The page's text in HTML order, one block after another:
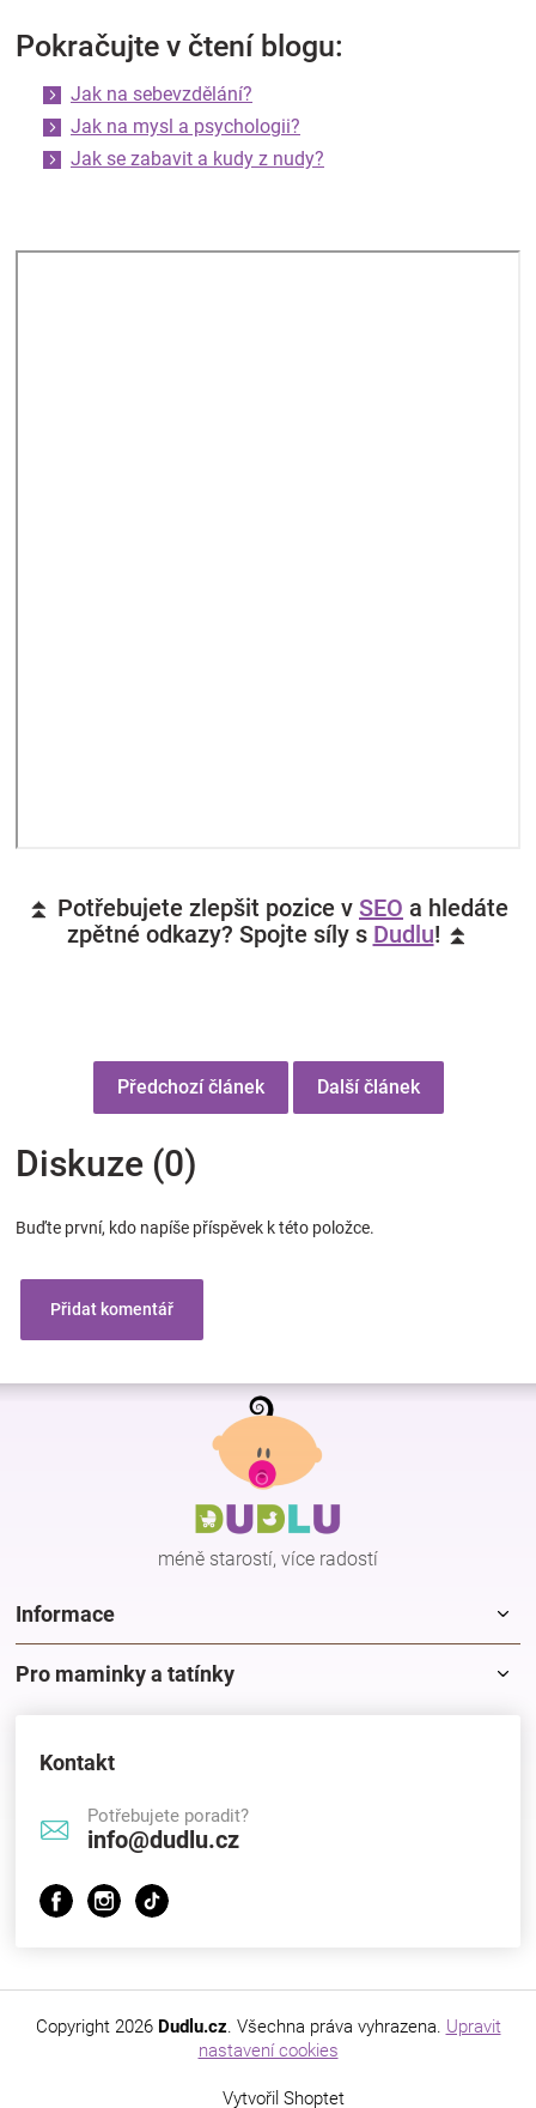
Pokračujte v čtení blogu:
Jak na sebevzdělání?
Jak na mysl a psychologii?
Jak se zabavit a kudy z nudy?
⏫ Potřebujete zlepšit pozice v SEO a hledáte
zpětné odkazy? Spojte síly s Dudlu! ⏫
Předchozí článek Další článek
Diskuze (0)
Buďte první, kdo napíše příspěvek k této položce.
Přidat komentář
Z
méně starostí, více radostí
Informace
Pro maminky a tatínky
Kontakt
Potřebujete poradit?
info@dudlu.cz
Vytvořil Shoptet
Copyright 2026 Dudlu.cz. Všechna práva vyhrazena. Upravit
nastavení cookies